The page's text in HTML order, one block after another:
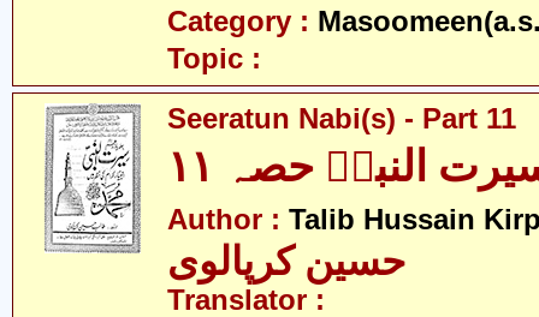
Category :
Topic :
Seeratun Nabi(s) - Part 11
النبیؐ حصہ ۱۱
Author : Talib Hussain
حسین کرپالوی
Translator :